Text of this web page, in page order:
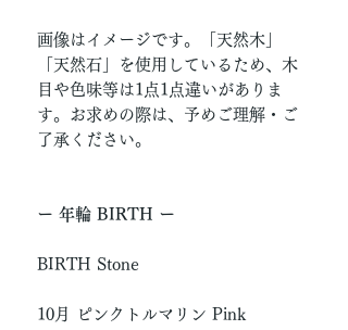
画像はイメージです。「天然木」
「天然石」を使用しているため、木
目や色味等は1点1点違いがありま
す。お求めの際は、予めご理解・ご
了承ください。
ー 年輪 BIRTH ー
BIRTH Stone
10月 ピンクトルマリン Pink